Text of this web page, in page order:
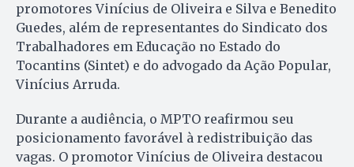
promotores Vinícius de Oliveira e Silva e Benedito
Guedes, além de representantes do Sindicato dos
Trabalhadores em Educação no Estado do
Tocantins (Sintet) e do advogado da Ação Popular,
Vinícius Arruda.
Durante a audiência, o MPTO reafirmou seu
posicionamento favorável à redistribuição das
vagas. O promotor Vinícius de Oliveira destacou